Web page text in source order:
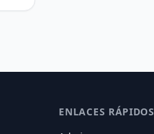
ENLACES RÁPIDOS